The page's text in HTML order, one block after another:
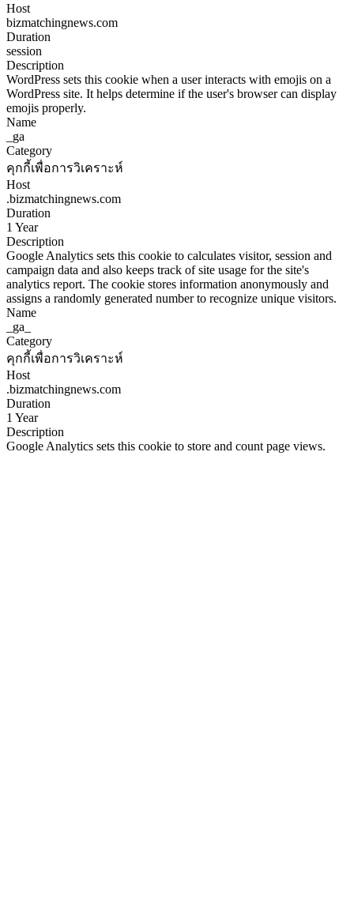
Host
bizmatchingnews.com
Duration
session
Description
WordPress sets this cookie when a user interacts with emojis on a
WordPress site. It helps determine if the user's browser can display
emojis properly.
Name
_ga
Category
คุกกี้เพื่อการวิเคราะห์
Host
.bizmatchingnews.com
Duration
1 Year
Description
Google Analytics sets this cookie to calculates visitor, session and
campaign data and also keeps track of site usage for the site's
analytics report. The cookie stores information anonymously and
assigns a randomly generated number to recognize unique visitors.
Name
_ga_
Category
คุกกี้เพื่อการวิเคราะห์
Host
.bizmatchingnews.com
Duration
1 Year
Description
Google Analytics sets this cookie to store and count page views.